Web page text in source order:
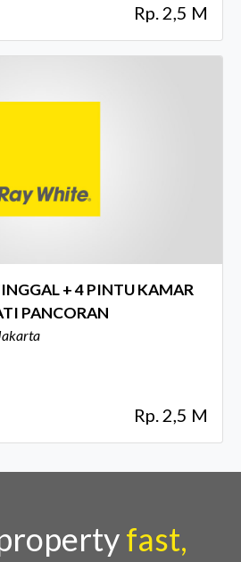
Rp. 2,5 M
+ 4 PINTU KAMAR
PANCORAN
Rp. 2,5 M
fast,